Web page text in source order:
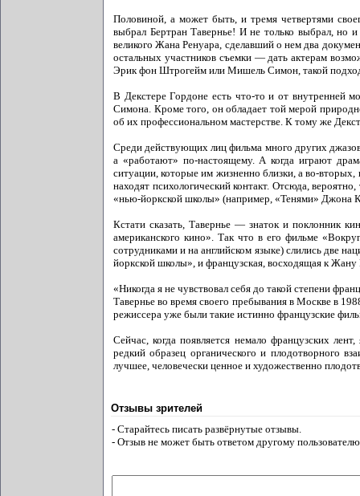
Половиной, а может быть, и тремя четвертями
выбрал Бертран Тавернье! И не только выбрал, но
великого Жана Ренуара, сделавший о нем два
остальных участников съемки — дать актерам
Эрик фон Штрогейм или Мишель Симон, такой подход
В Декстере Гордоне есть что-то и от внутренней
Симона. Кроме того, он обладает той мерой
об их профессиональном мастерстве. К тому же
Среди действующих лиц фильма много других
а «работают» по-настоящему. А когда играют
ситуации, которые им жизненно близки, а во-
находят психологический контакт. Отсюда,
«нью-йоркской школы» (например, «Тенями» Джона
Кстати сказать, Тавернье — знаток и поклонник
американского кино». Так что в его фильме
сотрудниками и на английском языке) слились две
йоркской школы», и французская, восходящая к
«Никогда я не чувствовал себя до такой степени
Тавернье во время своего пребывания в Москве в
режиссера уже были такие истинно французские
Сейчас, когда появляется немало французских
редкий образец органического и плодотворного
лучшее, человечески ценное и художественно
Отзывы зрителей
- Старайтесь писать развёрнутые отзывы.
- Отзыв не может быть ответом другому